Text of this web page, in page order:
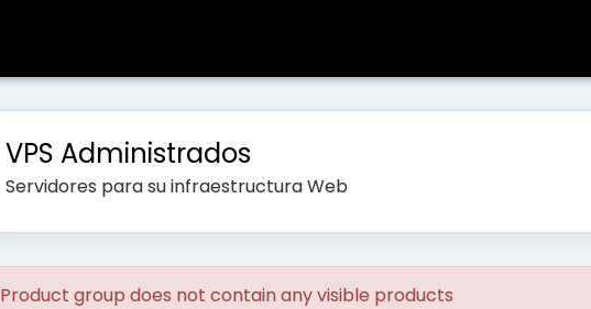
VPS Administrados
Servidores para su infraestructura Web
Product group does not contain any visible products